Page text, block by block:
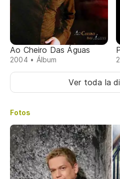
Ao Cheiro Das Águas
2004 • Álbum
Ver toda la
Fotos